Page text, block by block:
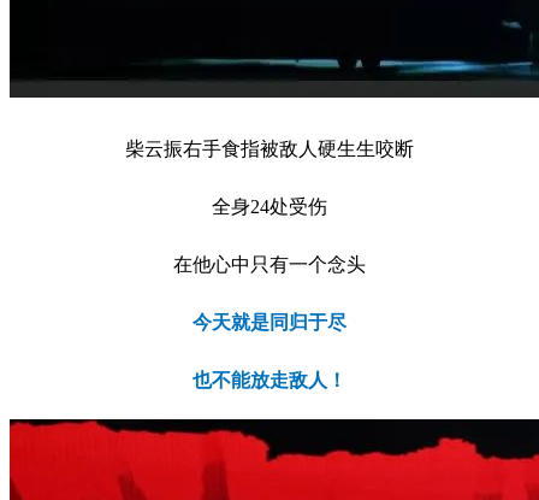
柴云振右手食指被敌人硬生生咬断
全身24处受伤
在他心中只有一个念头
今天就是同归于尽
也不能放走敌人！